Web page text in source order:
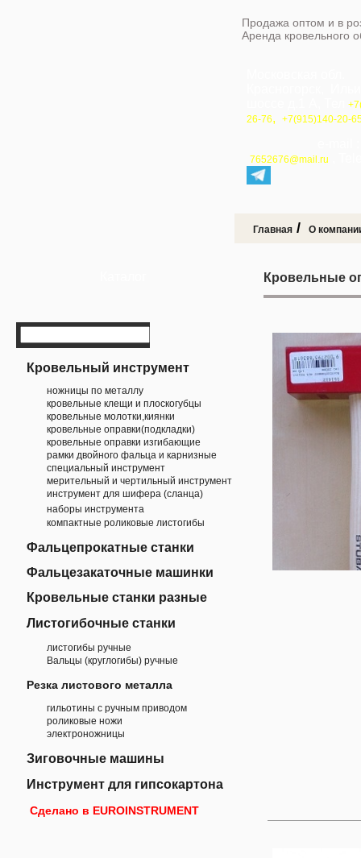
Продажа оптом и в
Аренда кровельного
26-76, +7(915)140-20-
7652676@mail.ru
Главная / О
Кровельный инструмент
ножницы по металлу
кровельные клещи и плоскогубцы
кровельные молотки,киянки
кровельные оправки(подкладки)
кровельные оправки изгибающие
рамки двойного фальца и карнизные
специальный инструмент
мерительный и чертильный инструмент
инструмент для шифера (сланца)
наборы инструмента
компактные роликовые листогибы
Фальцепрокатные станки
Фальцезакаточные машинки
Кровельные станки разные
Листогибочные станки
листогибы ручные
Вальцы (круглогибы) ручные
Резка листового металла
гильотины с ручным приводом
роликовые ножи
электроножницы
Зиговочные машины
Инструмент для гипсокартона
Сделано в EUROINSTRUMENT
Кровельные